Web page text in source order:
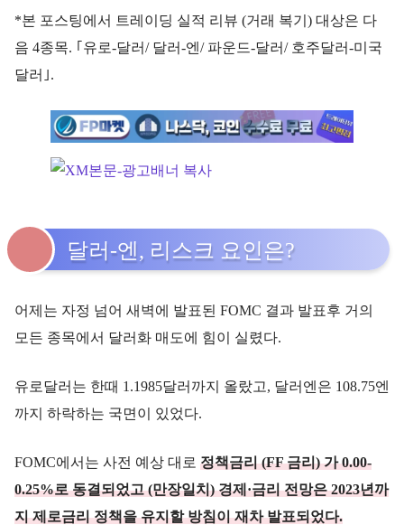
*본 포스팅에서 트레이딩 실적 리뷰 (거래 복기) 대상은 다
음 4종목. ｢유로-달러/ 달러-엔/ 파운드-달러/ 호주달러-미국
달러｣.
달러-엔, 리스크 요인은?
어제는 자정 넘어 새벽에 발표된 FOMC 결과 발표후 거의
모든 종목에서 달러화 매도에 힘이 실렸다.
유로달러는 한때 1.1985달러까지 올랐고, 달러엔은 108.75엔
까지 하락하는 국면이 있었다.
FOMC에서는 사전 예상 대로 정책금리 (FF 금리) 가 0.00-
0.25%로 동결되었고 (만장일치) 경제·금리 전망은 2023년까
지 제로금리 정책을 유지할 방침이 재차 발표되었다.